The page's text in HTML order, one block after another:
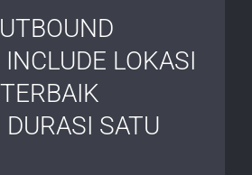
LOKASI
SATU